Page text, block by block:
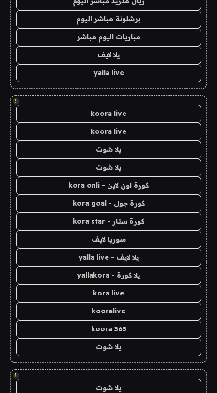
برشلونة مباشر اليوم
مباريات اليوم مباشر
يلا لايف
yalla live
!
koora live
koora live
يلا شوت
يلا شوت
كورة اون لاين - kora onli
كورة جول - kora goal
كورة ستار - kora star
سوريا لايف
يلا لايف - yalla live
يلا كورة - yallakora
kora live
kooralive
koora 365
يلا شوت
!
يلا شوت